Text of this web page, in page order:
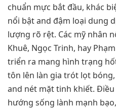
chuẩn mực bắt đầu, khác
nổi bật and đậm loại dung
lượng rõ rệt. Các mỹ nhân
Khuê, Ngọc Trinh, hay
triển ra mang hình trạng
tôn lên làn gia trót lọt
and nét mặt tinh khiết.
hướng sống lành mạnh